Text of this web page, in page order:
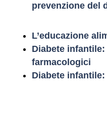
prevenzione del
L’educazione
Diabete
farmacologici
Diabete